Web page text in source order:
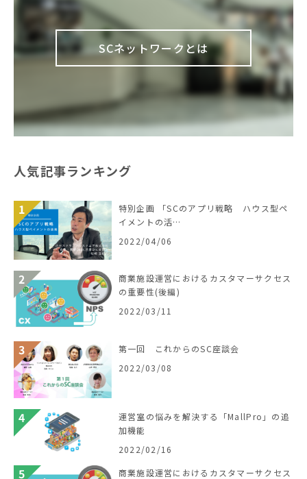
SCネットワークとは
人気記事ランキング
特別企画 「SCのアプリ戦略 ハウス型ペ
イメントの活…
2022/04/06
商業施設運営におけるカスタマーサクセス
の重要性(後編)
2022/03/11
第一回 これからのSC座談会
2022/03/08
運営室の悩みを解決する「MallPro」の追
加機能
2022/02/16
商業施設運営におけるカスタマーサクセス